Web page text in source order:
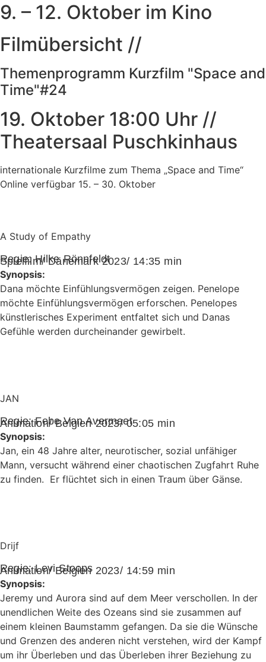
9. – 12. Oktober im Kino
Filmübersicht //
Themenprogramm Kurzfilm "Space and
Time"#24
19. Oktober 18:00 Uhr //
Theatersaal Puschkinhaus
internationale Kurzfilme zum Thema „Space and Time“
Online verfügbar 15. – 30. Oktober
A Study of Empathy
Regie:Hilke Rönnfeldt
Spielfilm/ Dänemark 2023/ 14:35 min
Synopsis:
Dana möchte Einfühlungsvermögen zeigen. Penelope
möchte Einfühlungsvermögen erforschen. Penelopes
künstlerisches Experiment entfaltet sich und Danas
Gefühle werden durcheinander gewirbelt.
JAN
Regie:Febe Van Avermaet
Animation/ Belgien 2023/ 05:05 min
Synopsis:
Jan, ein 48 Jahre alter, neurotischer, sozial unfähiger
Mann, versucht während einer chaotischen Zugfahrt Ruhe
zu finden. Er flüchtet sich in einen Traum über Gänse.
Drijf
Regie:Levi Stoops
Animation/ Belgien 2023/ 14:59 min
Synopsis:
Jeremy und Aurora sind auf dem Meer verschollen. In der
unendlichen Weite des Ozeans sind sie zusammen auf
einem kleinen Baumstamm gefangen. Da sie die Wünsche
und Grenzen des anderen nicht verstehen, wird der Kampf
um ihr Überleben und das Überleben ihrer Beziehung zu